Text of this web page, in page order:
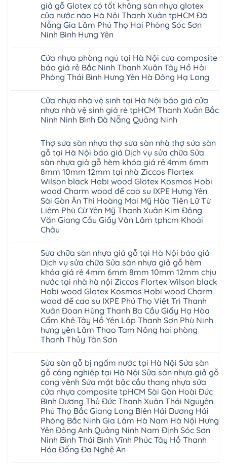
Dương
Huế
Cần
Thơ
Đà
Nẵng
Hoài
Đức
Ninh
Giang
Hải
Kỳ
Đan
Phượng
Gia
Ninh
Thanh
Miện
Nghệ
An
Thanh
Hà
Ninh
Bình
Thái
Bình
Thanh
Hóa
Quỳnh
Phụ
Lào
Cai
Tuyên
Quang
Khánh
Hòa
Hải
Phòng
Lâm
Đồng
Nghệ
An
Quảng
Ninh
Bắc
Ninh
Tuyên
Quang
Thanh
Xuân
Hà
Nội
Hoài
Đức
Đan
Phượng
Hưng
Yên
Hải
Phòng
tâm
An
Bắc
Ninh
Tuyên
Quang
Thái
khóa
uy
tín
hàng
đầu
đã
định
tại
Việt
Nam
và
Sàn
nhựa
Fukione
giả
gỗ
4mm
6mm
đế
cao
su
luận
ở
Sàn
nhựa
Glotex
và
composite
giả
vân
gỗ
tạo
sang
trọng
giả gỗ Glotex có tốt không sàn nhựa glotex
của nước nào Hà Nội Thanh Xuân tpHCM Đà
Nẵng Gia Lâm Phú Thọ Hải Phòng Sóc Sơn
Ninh Bình Hưng Yên
bình
luận
ở
Sàn
4mm
giá
bao
nhiêu
Sàn
Glotex
có
tốt
không
sàn
nhựa
glotex
của
nước
nào
Hà
Nội
Thanh
Đà
Nẵng
Gia
Lâm
Phú
Thọ
Hải
Phòng
Sóc
Sơn
Ninh
Bình
Hưng
Yên
Cửa nhựa phòng ngủ tại Hà Nội cửa composite
báo giá rẻ Bắc Ninh Thanh Xuân Tây Hồ Hải
Phòng Thái Bình Hưng Yên Hà Đông Hạ Long
bình
luận
ở
Cửa
ngủ
tại
Hà
Nội
cửa
composite
báo
giá
rẻ
Bắc
Ninh
Thanh
Xuân
Tây
Hồ
Thái
Bình
Hưng
Yên
Đông
Hạ
Long
Cửa nhựa nhà vệ sinh tại Hà Nội báo giá cửa
nhựa nhà vệ sinh giá rẻ tpHCM Thanh Xuân Bắc
Ninh Ninh Bình Đà Nẵng Quảng Ninh
bình
luận
ở
Cửa
nhựa
nhà
vệ
sinh
tại
Hà
Nội
báo
giá
cửa
nhựa
vệ
sinh
giá
rẻ
tpHCM
Thanh
Xuân
Bắc
Ninh
Ninh
Bình
Đà
Nẵng
Quảng
Ninh
Thợ sửa sàn nhựa thợ sửa sàn nhà thợ sửa sàn
gỗ tại Hà Nội báo giá Dịch vụ sửa chữa Sửa
sàn nhựa giả gỗ hèm khóa giá rẻ 4mm 6mm
8mm 10mm 12mm tại nhà Ziccos Flortex
Wilson black Hobi wood Glotex Kosmos Hobi
wood Charm wood đế cao su IXPE Hưng Yên
Sài Gòn Ân Thi Hoàng Mai Mỹ Hào Tiên Lữ Từ
Liêm Phù Cừ Yên Mỹ Thanh Xuân Kim Động
Văn Giang Cầu Giấy Văn Lâm tphcm Khoái
Châu
bình
luận
ở
Thợ
sửa
sàn
nhựa
thợ
sửa
sàn
nhà
thợ
sửa
sàn
Hà
Nội
báo
giá
Dịch
vụ
sửa
chữa
Sửa
sàn
nhựa
giả
gỗ
hèm
khóa
Sửa chữa sàn nhựa giả gỗ tại Hà Nội báo giá
Dịch vụ sửa chữa Sửa sàn nhựa giả gỗ hèm
khóa giá rẻ 4mm 6mm 8mm 10mm 12mm chịu
nước tại nhà hà nội Ziccos Flortex Wilson black
Hobi wood Glotex Kosmos Hobi wood Charm
wood đế cao su IXPE Phú Thọ Việt Trì Thanh
Xuân Đoan Hùng Thanh Ba Cầu Giấy Hạ Hòa
Cẩm Khê Tây Hồ Yên Lập Thanh Sơn Phù Ninh
hưng yên Lâm Thao Tam Nông hải phòng
Thanh Thủy Tân Sơn
bình
luận
ở
Sửa
chữa
sàn
nhựa
giả
gỗ
tại
Hà
Nội
báo
giá
Sửa sàn gỗ bị ngấm nước tại Hà Nội Sửa sàn
gỗ công nghiệp tại Hà Nội Sửa sàn nhựa giả gỗ
cong vênh Sửa mặt bậc cầu thang nhựa sửa
cửa nhựa composite tpHCM Sài Gòn Hoài Đức
Bình Dương Thủ Đức Thanh Xuân Thái Nguyên
Phú Thọ Bắc Giang Long Biên Hải Dương Hải
Phòng Bắc Ninh Gia Lâm Hà Nam Hà Nội Hưng
Yên Đông Anh Quảng Ninh Nam Định Sóc Sơn
Ninh Bình Thái Bình Vĩnh Phúc Tây Hồ Thanh
Hóa Đống Đa Nghệ An